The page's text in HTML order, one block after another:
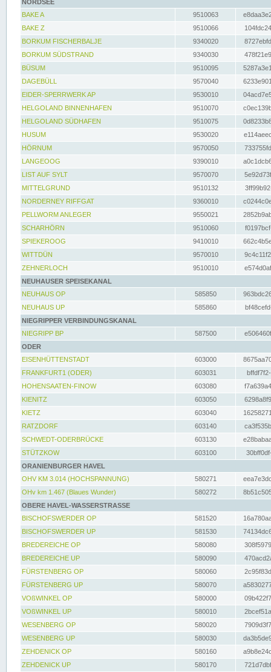
NORDSEE
BAKE A
9510063
BAKE Z
9510066
BORKUM FISCHERBALJE
9340020
BORKUM SÜDSTRAND
9340030
BÜSUM
9510095
DAGEBÜLL
9570040
EIDER-SPERRWERK AP
9530010
HELGOLAND BINNENHAFEN
9510070
HELGOLAND SÜDHAFEN
9510075
HUSUM
9530020
HÖRNUM
9570050
LANGEOOG
9390010
LIST AUF SYLT
9570070
MITTELGRUND
9510132
NORDERNEY RIFFGAT
9360010
PELLWORM ANLEGER
9550021
SCHARHÖRN
9510060
SPIEKEROOG
9410010
WITTDÜN
9570010
ZEHNERLOCH
9510010
NEUHAUSER SPEISEKANAL
NEUHAUS OP
585850
NEUHAUS UP
585860
NIEGRIPPER VERBINDUNGSKANAL
NIEGRIPP BP
587500
ODER
EISENHÜTTENSTADT
603000
FRANKFURT1 (ODER)
603031
HOHENSAATEN-FINOW
603080
KIENITZ
603050
KIETZ
603040
RATZDORF
603140
SCHWEDT-ODERBRÜCKE
603130
STÜTZKOW
603100
ORANIENBURGER HAVEL
OHV KM 3.014 (HOCHSPANNUNG)
580271
OHv km 1.467 (Blaues Wunder)
580272
OBERE HAVEL-WASSERSTRASSE
BISCHOFSWERDER OP
581520
BISCHOFSWERDER UP
581530
BREDEREICHE OP
580080
BREDEREICHE UP
580090
FÜRSTENBERG OP
580060
FÜRSTENBERG UP
580070
VOßWINKEL OP
580000
VOßWINKEL UP
580010
WESENBERG OP
580020
WESENBERG UP
580030
ZEHDENICK OP
580160
ZEHDENICK UP
580170